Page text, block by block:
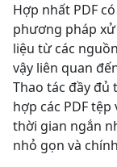
Hợp nhất PDF
phương pháp xử
liệu từ các
vậy liên quan
Thao tác đầy đủ
hợp các PDF
thời gian ngắn
nhỏ gọn và